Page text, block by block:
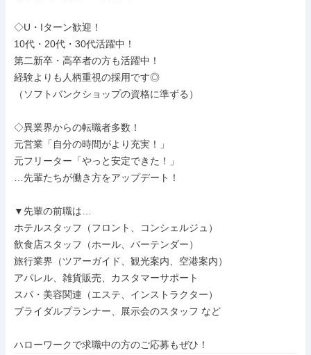
◇U・Iターン歓迎！
10代・20代・30代活躍中！
第二新卒・高卒者の方も活躍中！
経験よりも人柄重視の採用です◎
（ソフトバンクショップの資格に準ずる）
◇異業界からの転職者多数！
元営業「自分の時間がより充実！」
元フリーター「やっと安定できた！」
…先輩たちが働き方をアップデート！
▼先輩の前職は…
ホテルスタッフ（フロント、コンシェルジュ）
飲食店スタッフ（ホール、バーテンダー）
旅行業界（ツアーガイド、観光案内、空港案内）
アパレル、雑貨販売、カスタマーサポート
スパ・美容関連（エステ、インストラクター）
ブライダルプランナー、展示会のスタッフ など
ハローワークで求職中の方のご応募もぜひ！